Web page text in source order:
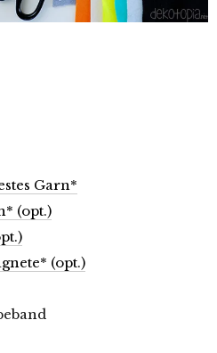
Garn*
(opt.)
(opt.)